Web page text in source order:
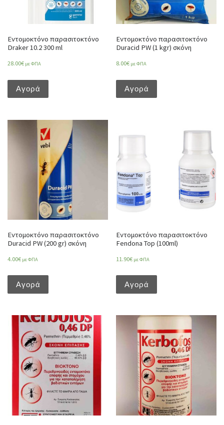
Εντομοκτόνο παρασιτοκτόνο
Draker 10.2 300 ml
28.00€ με ΦΠΑ
Αγορά
Εντομοκτόνο παρασιτοκτόνο
Duracid PW (1 kgr) σκόνη
8.00€ με ΦΠΑ
Αγορά
Εντομοκτόνο παρασιτοκτόνο
Duracid PW (200 gr) σκόνη
4.00€ με ΦΠΑ
Αγορά
Εντομοκτόνο παρασιτοκτόνο
Fendona Top (100ml)
11.90€ με ΦΠΑ
Αγορά